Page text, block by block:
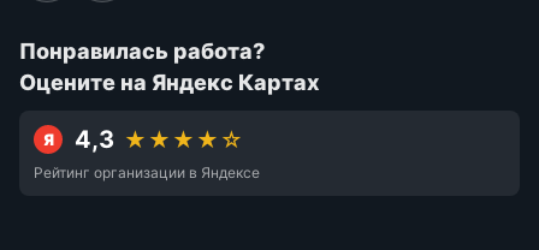
Понравилась работа?
Оцените на Яндекс Картах
Я 4,3 ★★★★☆
Рейтинг организации в Яндексе